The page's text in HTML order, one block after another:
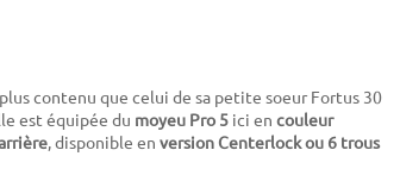
contenu que celui de sa petite soeur Fortus 30
est équipée du moyeu Pro 5 ici en couleur
, disponible en version Centerlock ou 6 trous